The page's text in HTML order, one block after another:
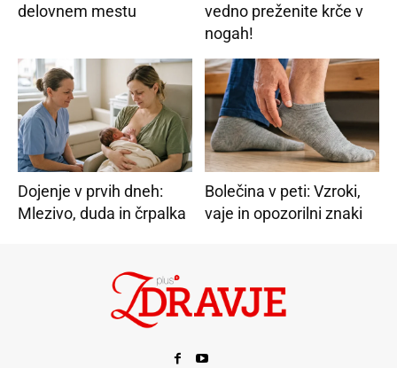
delovnem mestu
vedno preženite krče v
nogah!
Dojenje v prvih dneh:
Mlezivo, duda in črpalka
Bolečina v peti: Vzroki,
vaje in opozorilni znaki